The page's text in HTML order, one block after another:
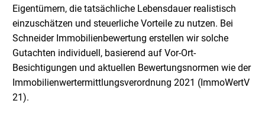
Eigentümern, die tatsächliche Lebensdauer realistisch
einzuschätzen und steuerliche Vorteile zu nutzen. Bei
Schneider Immobilienbewertung erstellen wir solche
Gutachten individuell, basierend auf Vor-Ort-
Besichtigungen und aktuellen Bewertungsnormen wie der
Immobilienwertermittlungsverordnung 2021 (ImmoWertV
21).